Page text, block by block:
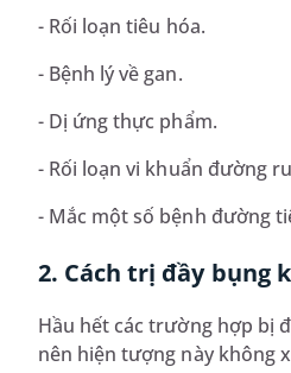
- Rối loạn tiêu hóa.
- Bệnh lý về gan.
- Dị ứng thực phẩm.
- Rối loạn vi khuẩn đường
- Mắc một số bệnh đường
2. Cách trị đầy bụng
Hầu hết các trường hợp bị
nên hiện tượng này không